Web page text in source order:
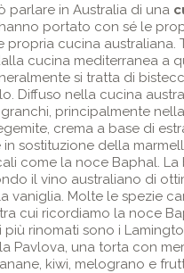
parlare in Australia di una
portato con sé le
propria cucina
cucina mediterranea a
si tratta di
Diffuso nella cucina
principalmente
crema a base di
sostituzione della
come la noce Baphal. La
il vino australiano di
vaniglia. Molte le spezie
cui ricordiamo la noce
più rinomati sono i
Pavlova, una torta con
kiwi, melograno e